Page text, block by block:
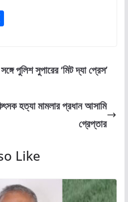
S
e পুলিশ সুপারের ‘মিট দ্যা প্রেস’
হত্যা মামলার প্রধান আসামি
গ্রেপ্তার
Like